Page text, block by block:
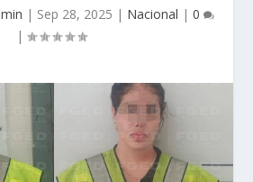
| Sep 28, 2025 | Nacional | 0
|